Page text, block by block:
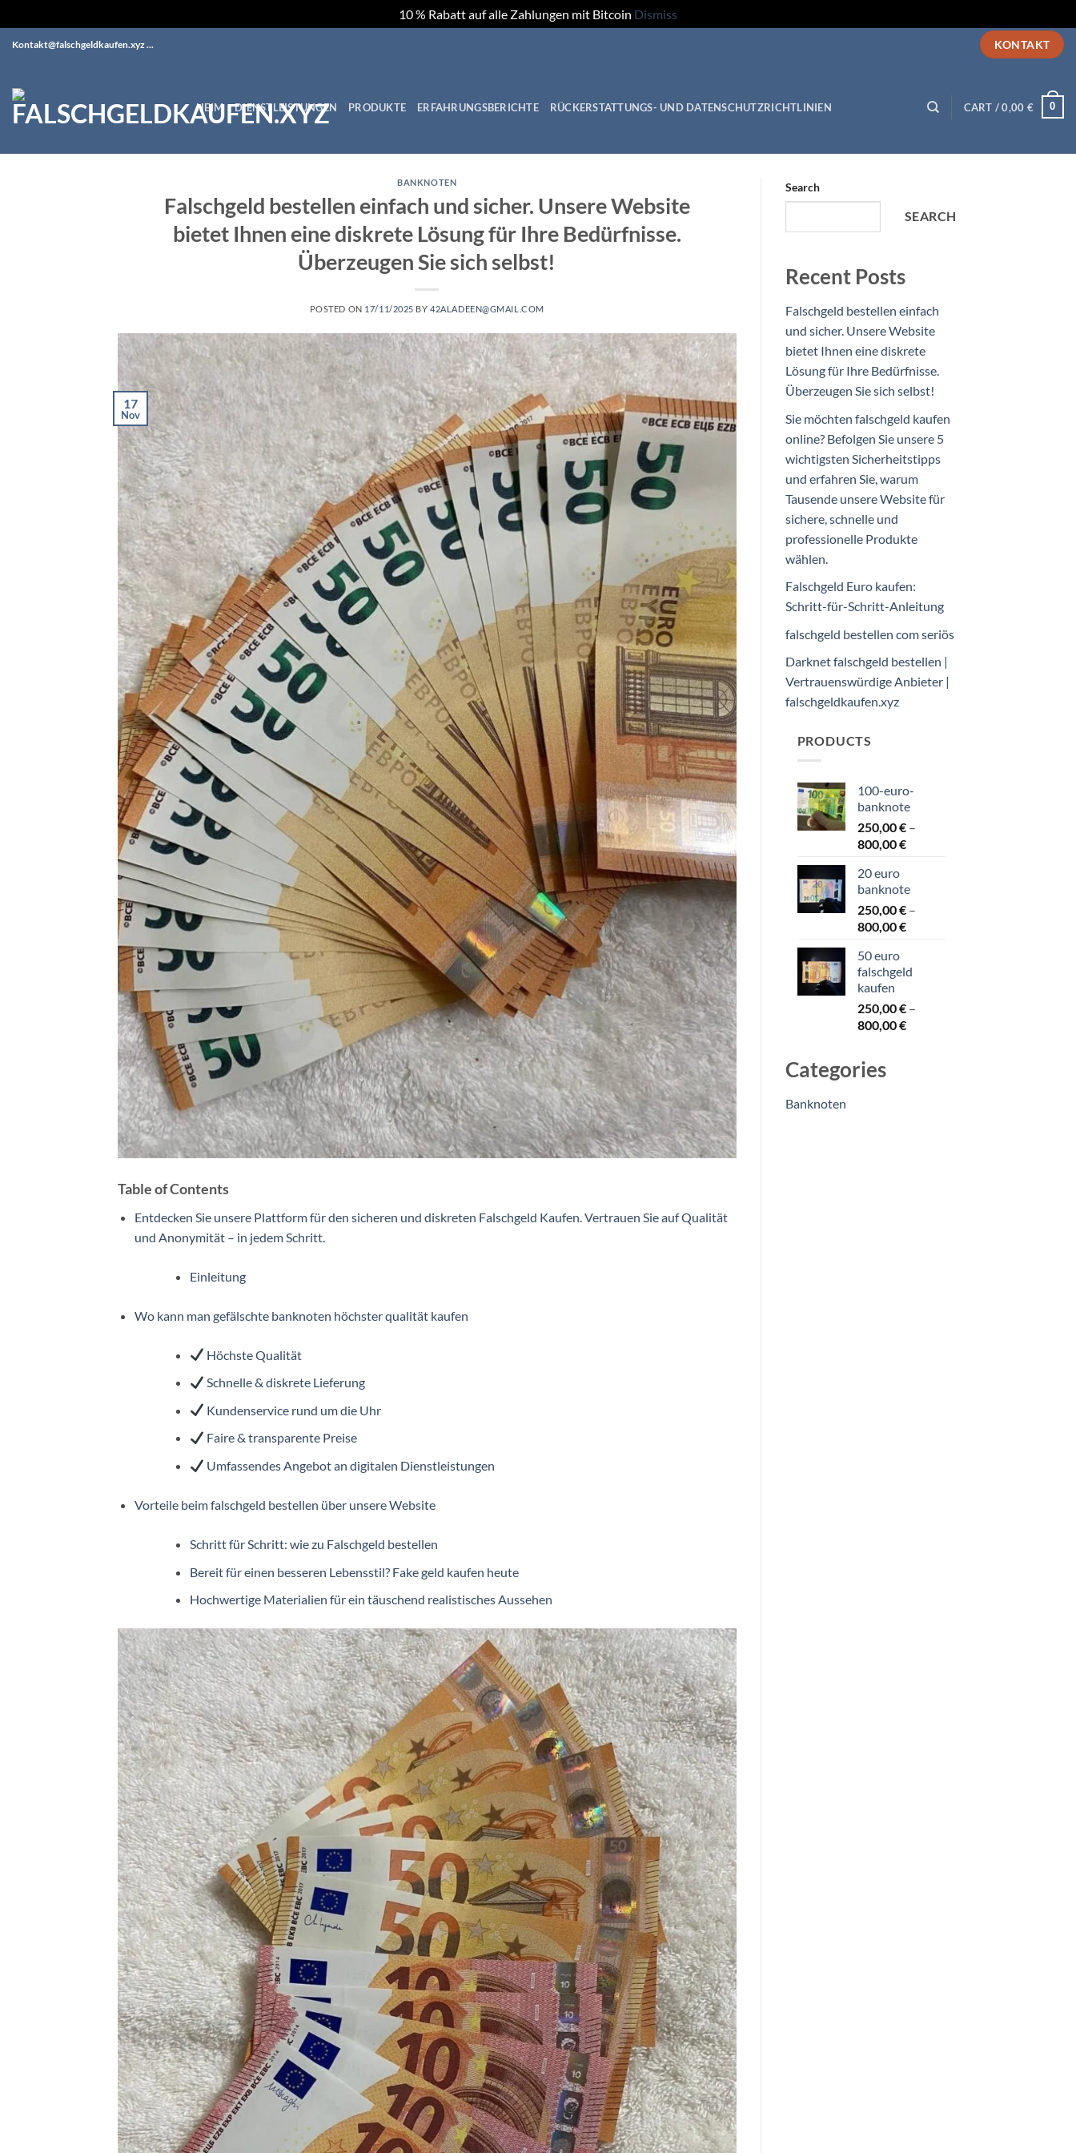
10 % Rabatt auf alle Zahlungen mit Bitcoin Dismiss
Kontakt@falschgeldkaufen.xyz ... KONTAKT
HEIM DIENSTLEISTUNGEN PRODUKTE ERFAHRUNGSBERICHTE RÜCKERSTATTUNGS- UND DATENSCHUTZRICHTLINIEN CART /0,00 € 0
BANKNOTEN
Falschgeld bestellen einfach und sicher. Unsere Website
bietet Ihnen eine diskrete Lösung für Ihre Bedürfnisse.
Überzeugen Sie sich selbst!
POSTED ON 17/11/2025 BY42ALADEEN@GMAIL.COM
17
Nov
Table of Contents
Entdecken Sie unsere Plattform für den sicheren und diskreten Falschgeld Kaufen. Vertrauen Sie auf Qualität
und Anonymität – in jedem Schritt.
Einleitung
Wo kann man gefälschte banknoten höchster qualität kaufen
Höchste Qualität
Schnelle & diskrete Lieferung
Kundenservice rund um die Uhr
Faire & transparente Preise
Umfassendes Angebot an digitalen Dienstleistungen
Vorteile beim falschgeld bestellen über unsere Website
Schritt für Schritt: wie zu Falschgeld bestellen
Bereit für einen besseren Lebensstil? Fake geld kaufen heute
Hochwertige Materialien für ein täuschend realistisches Aussehen
Search
SEARCH
Recent Posts
Falschgeld bestellen einfach
und sicher. Unsere Website
bietet Ihnen eine diskrete
Lösung für Ihre Bedürfnisse.
Überzeugen Sie sich selbst!
Sie möchten falschgeld kaufen
online? Befolgen Sie unsere 5
wichtigsten Sicherheitstipps
und erfahren Sie, warum
Tausende unsere Website für
sichere, schnelle und
professionelle Produkte
wählen.
Falschgeld Euro kaufen:
Schritt-für-Schritt-Anleitung
falschgeld bestellen com seriös​
Darknet falschgeld bestellen |
Vertrauenswürdige Anbieter |
falschgeldkaufen.xyz
PRODUCTS
100-euro-
banknote​
250,00€ –
800,00€Price
through
800,00 €
20 euro
banknote​
250,00€ –
800,00€Price
through
50 euro
falschgeld
kaufen
250,00€ –
800,00€Price
Categories
Banknoten